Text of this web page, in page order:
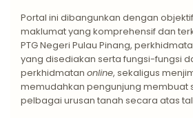
Portal ini dibangunkan dengan
maklumat yang komprehensif dan
PTG Negeri Pulau Pinang,
yang disediakan serta fungsi-fungsi
perkhidmatan online, sekaligus
memudahkan pengunjung membuat
pelbagai urusan tanah secara atas